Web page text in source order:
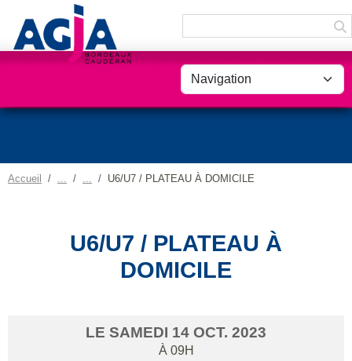
Accueil U6/U7 / PLATEAU À DOMICILE
U6/U7 / PLATEAU À
DOMICILE
LE SAMEDI 14 OCT. 2023
À 09H
Panneau de gestion des cookies